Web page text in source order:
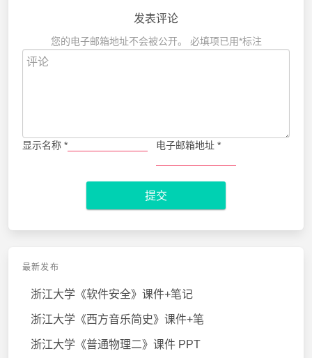
发表评论
您的电子邮箱地址不会被公开。 必填项已用*标注
显示名称 * 电子邮箱地址 *
提交
最新发布
浙江大学《软件安全》课件+笔记
浙江大学《西方音乐简史》课件+笔
浙江大学《普通物理二》课件 PPT